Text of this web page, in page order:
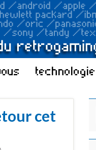
technologie
cet